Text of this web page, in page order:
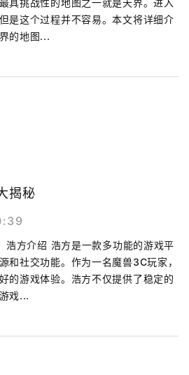
是这个过程并不容易。本文将详细介
的地图...
揭秘
浩方介绍 浩方是一款多功能的游戏平
和社交功能。作为一名魔兽3C玩家，
的游戏体验。浩方不仅提供了稳定的
戏...